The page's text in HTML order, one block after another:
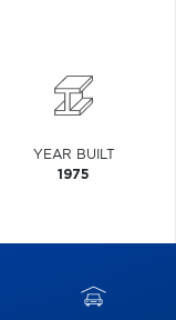
YEAR BUILT
1975